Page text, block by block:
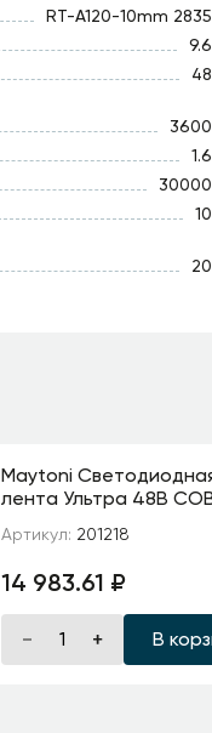
RT-A120-10mm 2835
9.6
48
3600
1.6
30000
10
20
Maytoni
лента Ультра 48В
Артикул: 201218
14 983.61 ₽
В